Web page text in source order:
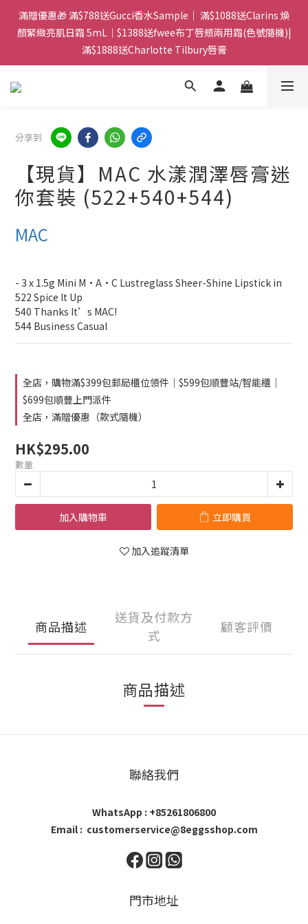
門市：旺角兆萬中心地庫B218 ｜ 所有訂單可旺角門市取貨｜全店
滿$399包郵局取件｜$599包順豐站/站智能櫃｜$699包順豐上門派
件
滿贈優惠🎁 滿$788送Gucci香水Sample｜ 滿$1088送Clarins 煥
顏緊緻亮肌日霜 5mL｜$1388送fwee布丁唇頰兩用霜(色號隨機)|
滿$1888送Charlotte Tilbury唇膏
門市：旺角兆萬中心地庫B218 ｜ 所有訂單可旺角門市取貨｜全店
分享到
【現貨】MAC 水漾潤澤唇膏迷
你套裝 (522+540+544)
MAC
- 3 x 1.5g Mini M·A·C Lustreglass Sheer-Shine Lipstick in
522 Spice It Up
540 Thanks It’s MAC!
544 Business Casual
全店，購物滿$399包郵局櫃位領件｜$599包順豐站/智能櫃｜
$699包順豐上門派件
全店，滿贈優惠（款式隨機）
HK$295.00
數量
加入購物車 立即購買
加入追蹤清單
商品描述
送貨及付款方
式
顧客評價
商品描述
聯絡我們
WhatsApp : +85261806800
Email : customerservice@8eggsshop.com
門市地址